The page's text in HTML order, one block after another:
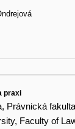
praxi
Právnická
Faculty of